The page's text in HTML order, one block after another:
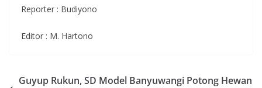
Reporter : Budiyono
Editor : M. Hartono
Guyup Rukun, SD Model Banyuwangi Potong Hewan